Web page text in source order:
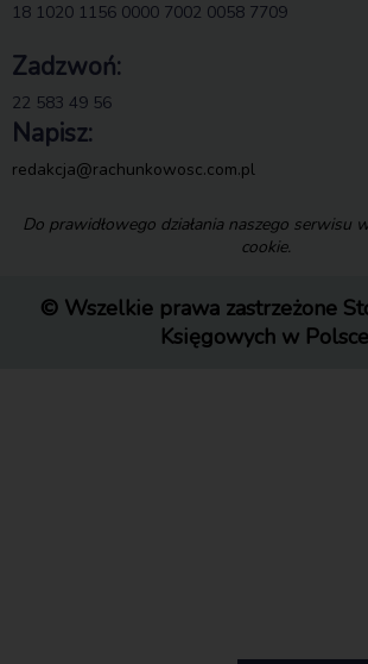
18 1020 1156 0000 7002 0058 7709
Zadzwoń:
22 583 49 56
Napisz:
redakcja@rachunkowosc.com.pl
Do prawidłowego działania naszego serwisu
cookie.
© Wszelkie prawa zastrzeżone
Księgowych w